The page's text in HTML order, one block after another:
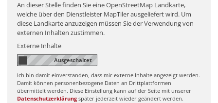
An dieser Stelle finden Sie eine OpenStreetMap Landkarte,
welche über den Dienstleister MapTiler ausgeliefert wird. Um
diese Landkarte anzuzeigen müssen Sie der Verwendung von
externen Inhalten zustimmen.
Externe Inhalte
Ich bin damit einverstanden, dass mir externe Inhalte angezeigt werden.
Damit können personenbezogene Daten an Drittplattformen
übermittelt werden. Diese Einstellung kann auf der Seite mit unserer
Datenschutzerklärung später jederzeit wieder geändert werden.